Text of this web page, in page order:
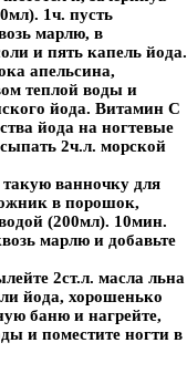
1ч. пусть
марлю, в
и пять капель йода.
апельсина,
теплой воды и
йода. Витамин С
йода на ногтевые
2ч.л. морской
ванночку для
в порошок,
(200мл). 10мин.
марлю и добавьте
2ст.л. масла льна
йода, хорошенько
баню и нагрейте,
и поместите ногти в